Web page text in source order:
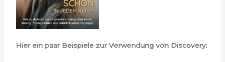
Hier ein paar Beispiele zur Verwendung von Discovery: